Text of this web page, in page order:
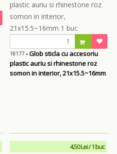
18177- Glob sticla cu accesoriu
plastic auriu si rhinestone roz
somon in interior, 21x15.5~16mm
4.50 Lei / 1 buc